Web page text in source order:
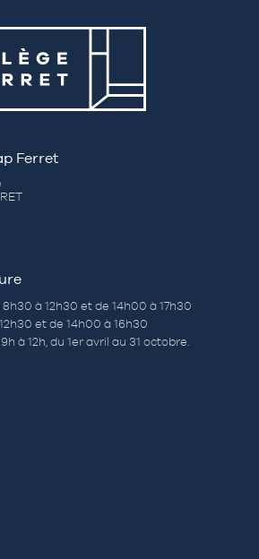
Ferret
à 12h30 et de 14h00 à 17h30
et de 14h00 à 16h30
à 12h, du 1er avril au 31 octobre.